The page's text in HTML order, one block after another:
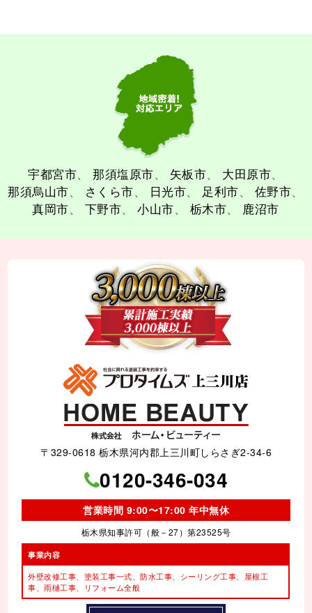
宇都宮市 那須塩原市 矢板市
大田原市
那須烏山市
さくら市 日光市 足利市
佐野市
真岡市
下野市 小山市 栃木市 鹿沼市
〒329-0618 栃木県河内郡上三川町しらさぎ2-34-6
0120-346-034
営業時間 9:00〜17:00 年中無休
栃木県知事許可（般－27）第23525号
事業内容
外壁改修工事、塗装工事⼀式、防水工事、シーリング工事、 屋根工
事、雨樋工事、
リフォーム全般